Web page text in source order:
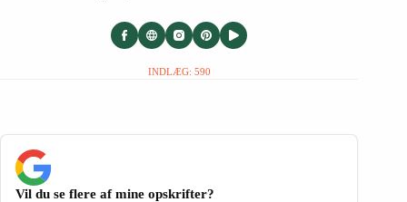
INDLÆG: 590
Vil du se flere af mine opskrifter?